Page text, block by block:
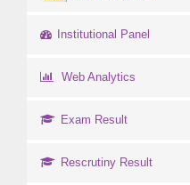
Institutional Panel
Web Analytics
Exam Result
Rescrutiny Result